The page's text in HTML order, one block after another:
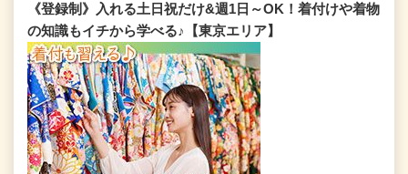
《登録制》入れる土日祝だけ&週1日～OK！着付けや着物
の知識もイチから学べる♪【東京エリア】